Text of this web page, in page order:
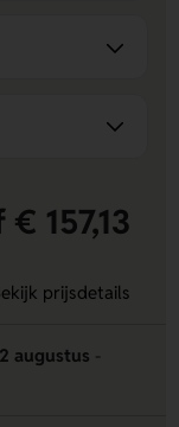
157,13
prijsdetails
augustus